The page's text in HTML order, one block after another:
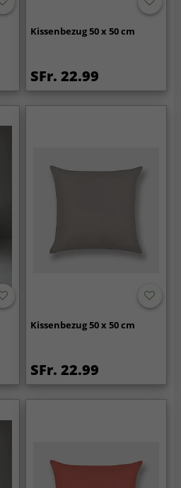
Kissenbezug 50 x 50 cm
SFr. 22.99
Kissenbezug 50 x 50 cm
SFr. 22.99